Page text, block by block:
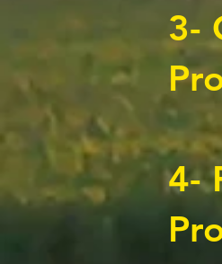
3-
4-